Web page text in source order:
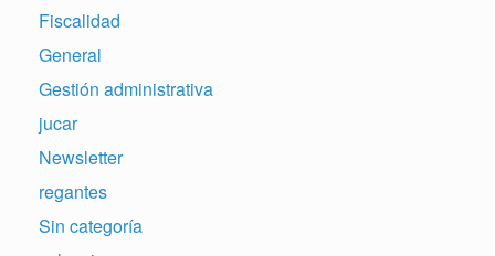
Fiscalidad
General
Gestión administrativa
jucar
Newsletter
regantes
Sin categoría